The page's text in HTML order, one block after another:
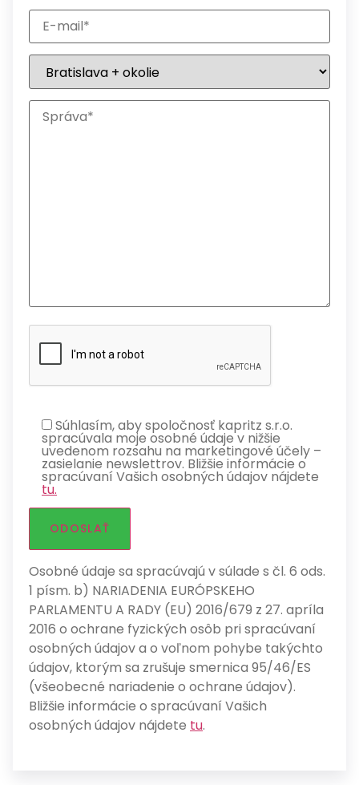
Súhlasím, aby spoločnosť kapritz s.r.o.
spracúvala moje osobné údaje v nižšie
uvedenom rozsahu na marketingové účely –
zasielanie newslettrov. Bližšie informácie o
spracúvaní Vašich osobných údajov nájdete
tu.
Osobné údaje sa spracúvajú v súlade s čl. 6 ods.
1 písm. b) NARIADENIA EURÓPSKEHO
PARLAMENTU A RADY (EU) 2016/679 z 27. apríla
2016 o ochrane fyzických osôb pri spracúvaní
osobných údajov a o voľnom pohybe takýchto
údajov, ktorým sa zrušuje smernica 95/46/ES
(všeobecné nariadenie o ochrane údajov).
Bližšie informácie o spracúvaní Vašich
osobných údajov nájdete tu.